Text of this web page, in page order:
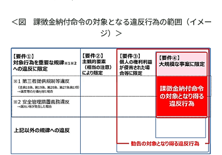
＜図 課徴金納付命令の対象となる違反行為の範囲（イメー
ジ）＞